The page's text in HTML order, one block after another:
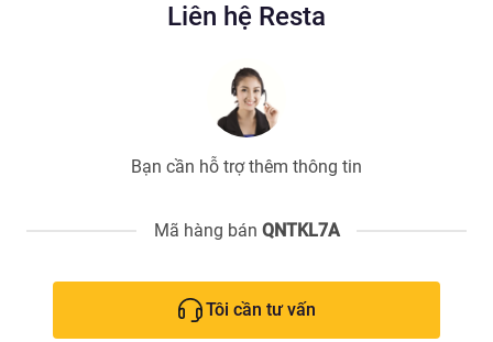
Liên hệ Resta
Bạn cần hỗ trợ thêm thông tin
Mã hàng bán QNTKL7A
Tôi cần tư vấn